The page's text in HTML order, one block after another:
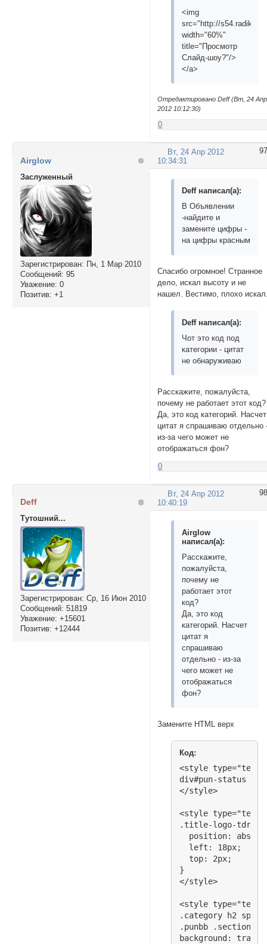
<img
src="http://
width="60%"
title="Просмотр
Слайд-шоу?"/>
</a>
Отредактировано Deff (Вт, 24 Апр
2012 10:12:30)
0
97
Вт, 24 Апр 2012
10:34:31
Airglow
Заслуженный
Зарегистрирован: Пн, 1 Мар 2010
Сообщений: 95
Уважение: 0
Позитив: +1
Deff написал(а):
В Объявлении
-найдите и
замените цифры -
на цифры красным
Спасибо огромное! Странное
дело, искал высоту и не
нашел. Вестимо, плохо
Deff написал(а):
Чот это код под
категории - цитат
не обнаруживаю
Расскажите, пожалуйста,
почему не работает этот код?
Да, это код категорий. Насчет
цитат я спрашиваю отдельно
из-за чего может не
отображаться фон?
0
98
Вт, 24 Апр 2012
10:40:19
Deff
Тутошний...
Зарегистрирован: Ср, 16 Июн 2010
Сообщений: 51819
Уважение: +15601
Позитив: +12444
Airglow
написал(а):
Расскажите,
пожалуйста,
почему не
работает этот
код?
Да, это код
категорий. Насчет
цитат я
спрашиваю
отдельно - из-за
чего может не
отображаться
фон?
Замените HTML верх
Код:
<style type="text/
div#pun-status
</style>
<style type="text/
.title-logo-tdr
position:
  left: 18px;
  top: 2px;
}
</style>
<style type="text/
.category h2
.punbb .section
background: